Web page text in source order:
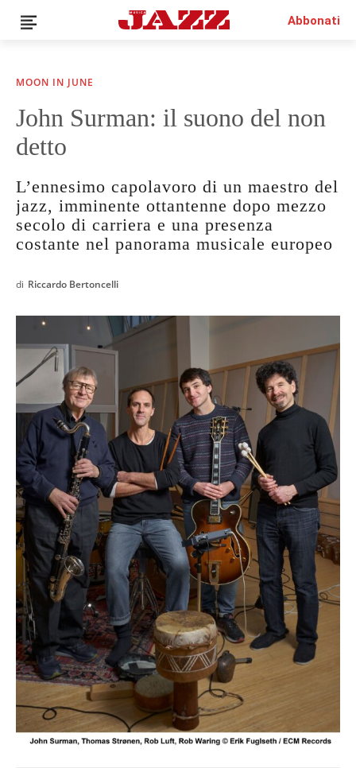
QUESTO È UN CONTENUTO PREMIUM!ABBONATI!
SE SEI GIÀ ABBONATO ACCEDI CON LA TUA USER E
PASSWORD!
Abbonati
MOON IN JUNE
John Surman: il suono del non
detto
L’ennesimo capolavoro di un maestro del
jazz, imminente ottantenne dopo mezzo
secolo di carriera e una presenza
costante nel panorama musicale europeo
di Riccardo Bertoncelli